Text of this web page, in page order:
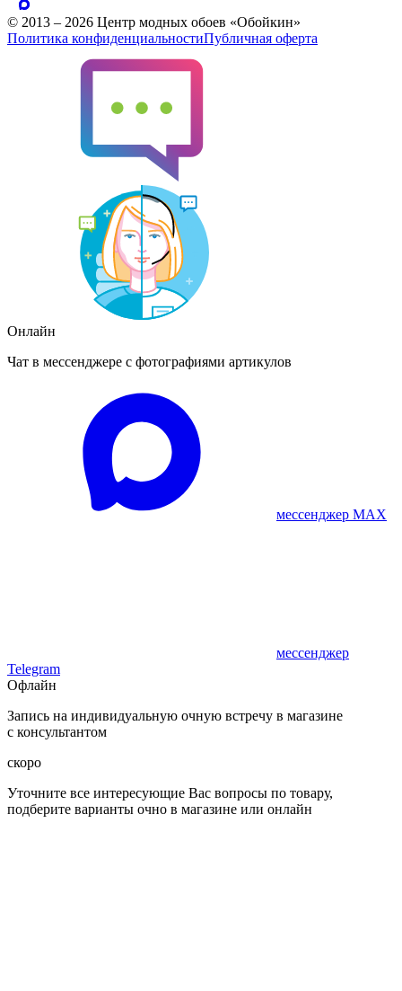
© 2013 – 2026 Центр модных обоев «Обойкин»
Политика конфиденциальностиПубличная оферта
Онлайн
Чат в мессенджере с фотографиями артикулов
мессенджер MAX
мессенджер
Telegram
Офлайн
Запись на индивидуальную очную встречу в магазине
с консультантом
скоро
Уточните все интересующие Вас вопросы по товару,
подберите варианты очно в магазине или онлайн